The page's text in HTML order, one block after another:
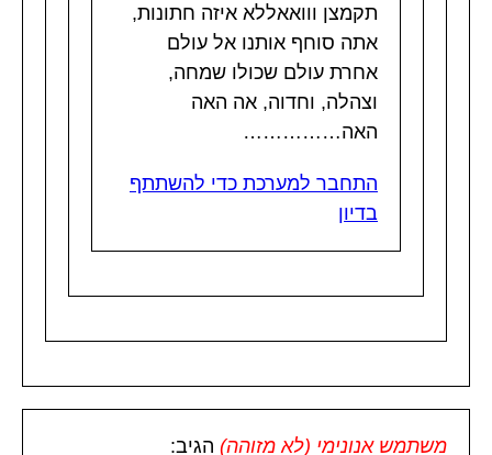
תקמצן ווואאללא איזה חתונות,
אתה סוחף אותנו אל עולם
אחרת עולם שכולו שמחה,
וצהלה, וחדוה, אה האה
האה……………
התחבר למערכת כדי להשתתף
בדיון
משתמש אנונימי (לא מזוהה) הגיב: